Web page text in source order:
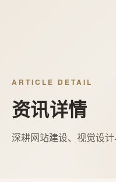
ARTICLE DETAIL
资讯详情
深耕网站建设、视觉设